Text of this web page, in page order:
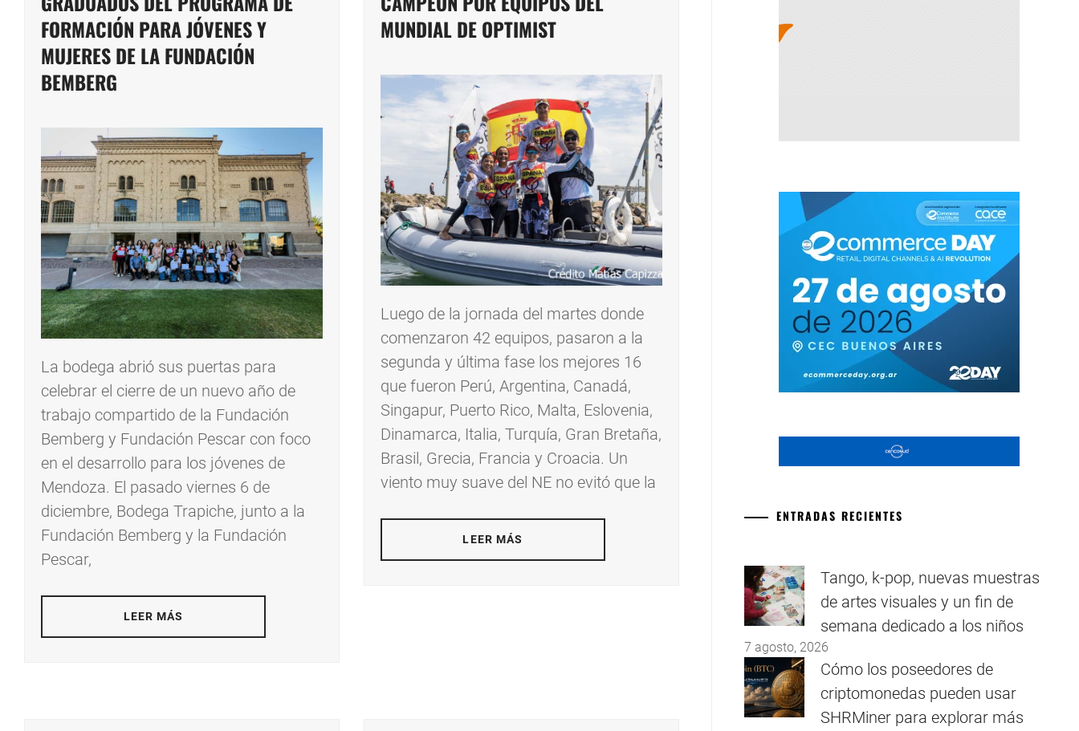
FORMACIÓN PARA JÓVENES Y
MUJERES DE LA FUNDACIÓN
BEMBERG
La bodega abrió sus puertas para
celebrar el cierre de un nuevo año de
trabajo compartido de la Fundación
Bemberg y Fundación Pescar con foco
en el desarrollo para los jóvenes de
Mendoza. El pasado viernes 6 de
diciembre, Bodega Trapiche, junto a la
Fundación Bemberg y la Fundación
Pescar,
LEER MÁS
MUNDIAL DE OPTIMIST
Luego de la jornada del martes donde
comenzaron 42 equipos, pasaron a la
segunda y última fase los mejores 16
que fueron Perú, Argentina, Canadá,
Singapur, Puerto Rico, Malta, Eslovenia,
Dinamarca, Italia, Turquía, Gran Bretaña,
Brasil, Grecia, Francia y Croacia. Un
viento muy suave del NE no evitó que la
LEER MÁS
ENTRADAS RECIENTES
Tango, k-pop, nuevas muestras
de artes visuales y un fin de
semana dedicado a los niños
7 agosto, 2026
Cómo los poseedores de
criptomonedas pueden usar
SHRMiner para explorar más